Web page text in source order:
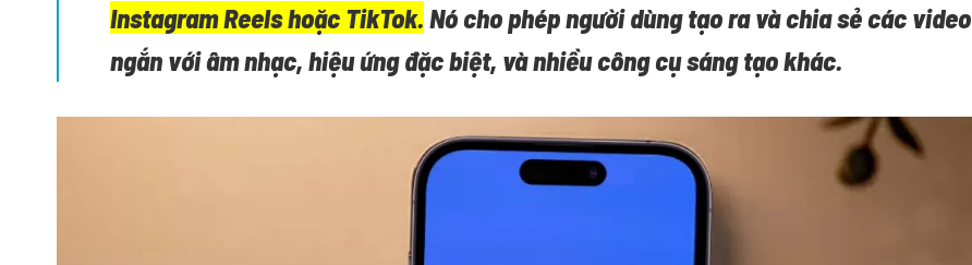
Instagram Reels hoặc TikTok. Nó cho phép người dùng tạo ra và chia sẻ các video
ngắn với âm nhạc, hiệu ứng đặc biệt, và nhiều công cụ sáng tạo khác.